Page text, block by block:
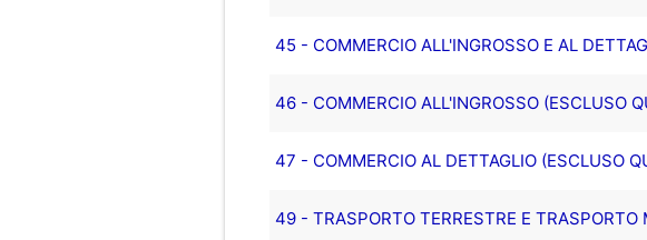
45 - COMMERCIO ALL'INGROSSO E AL
46 - COMMERCIO ALL'INGROSSO (ESCLUSO
47 - COMMERCIO AL DETTAGLIO (ESCLUSO
49 - TRASPORTO TERRESTRE E TRASPORTO